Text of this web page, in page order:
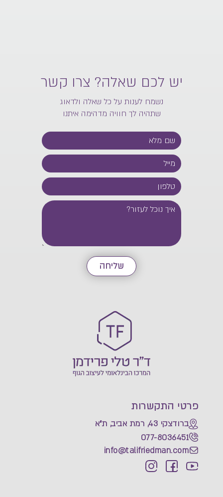
יש לכם שאלה? צרו קשר
נשמח לענות על כל שאלה ולדאוג
שתהיה לך חוויה מדהימה איתנו
שליחה
פרטי התקשרות
ברודצקי 43, רמת אביב, ת"א
077-8036451
info@talifriedman.com